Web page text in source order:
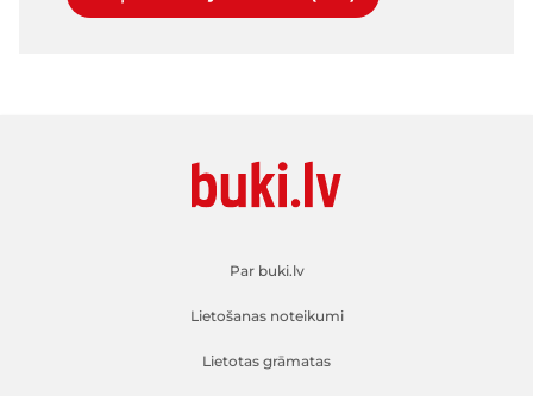
Par buki.lv
Lietošanas noteikumi
Lietotas grāmatas